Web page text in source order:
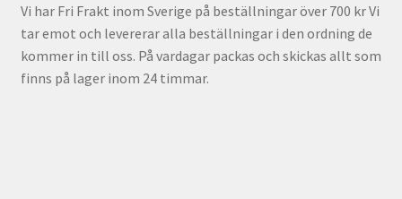
Vi har Fri Frakt inom Sverige på beställningar över 700 kr Vi
tar emot och levererar alla beställningar i den ordning de
kommer in till oss. På vardagar packas och skickas allt som
finns på lager inom 24 timmar.